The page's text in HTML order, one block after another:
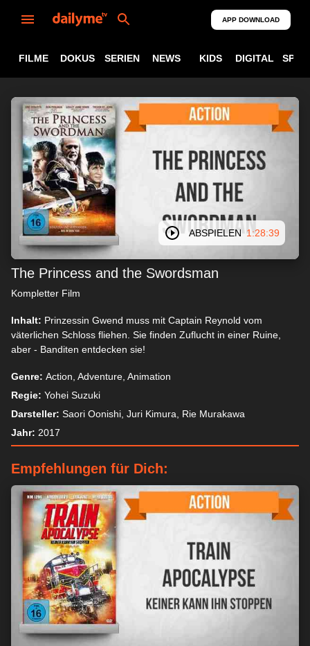
APP DOWNLOAD
FILME DOKUS SERIEN NEWS KIDS DIGITAL
ABSPIELEN 1:28:39
The Princess and the Swordsman
Kompletter Film
Inhalt: Prinzessin Gwend muss mit Captain Reynold vom
väterlichen Schloss fliehen. Sie finden Zuflucht in einer Ruine,
aber - Banditen entdecken sie!
Genre: Action, Adventure, Animation
Regie: Yohei Suzuki
Darsteller: Saori Oonishi, Juri Kimura, Rie Murakawa
Jahr: 2017
Empfehlungen für Dich: